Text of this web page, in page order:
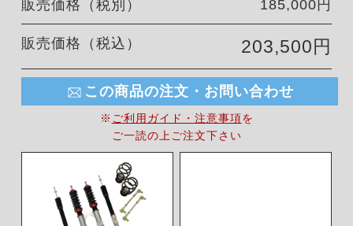
販売価格（税別）
185,000円
販売価格（税込） 203,500円
この商品の注文・お問い合わせ
※ ご利用ガイド・注意事項を
ご一読の上ご注文下さい